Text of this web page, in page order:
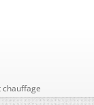
chauffage